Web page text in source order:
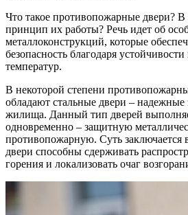
Что такое противопожарные двери? В
принцип их работы? Речь идет об
металлоконструкций, которые
безопасность благодаря
температур.
В некоторой степени
обладают стальные двери –
жилища. Данный тип дверей
одновременно – защитную
противопожарную. Суть заключается
двери способны сдерживать
горения и локализовать очаг